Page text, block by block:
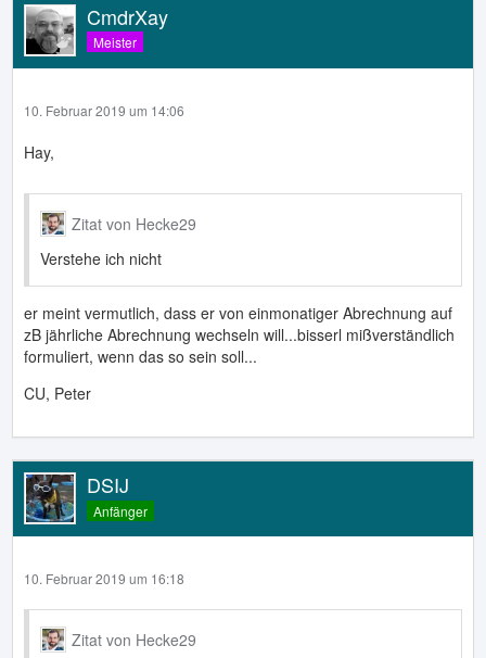
CmdrXay
Meister
10. Februar 2019 um 14:06
Hay,
Zitat von Hecke29
Verstehe ich nicht
er meint vermutlich, dass er von einmonatiger Abrechnung auf
zB jährliche Abrechnung wechseln will...bisserl mißverständlich
formuliert, wenn das so sein soll...
CU, Peter
DSIJ
Anfänger
10. Februar 2019 um 16:18
Zitat von Hecke29